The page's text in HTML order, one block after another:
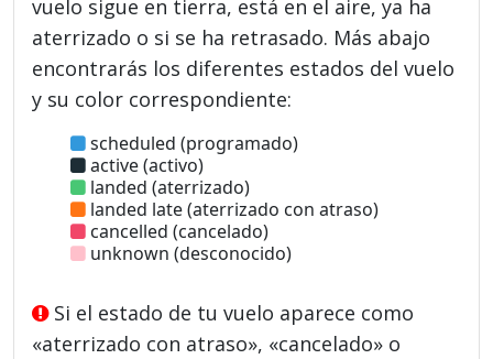
vuelo sigue en tierra, está en el aire, ya ha
aterrizado o si se ha retrasado. Más abajo
encontrarás los diferentes estados del vuelo
y su color correspondiente:
scheduled (programado)
active (activo)
landed (aterrizado)
landed late (aterrizado con atraso)
cancelled (cancelado)
unknown (desconocido)
Si el estado de tu vuelo aparece como
«aterrizado con atraso», «cancelado» o